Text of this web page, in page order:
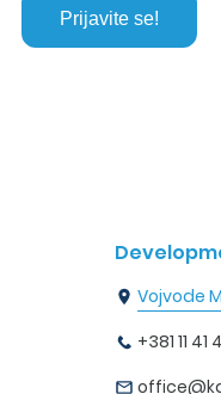
Vojvode
+381 11 41